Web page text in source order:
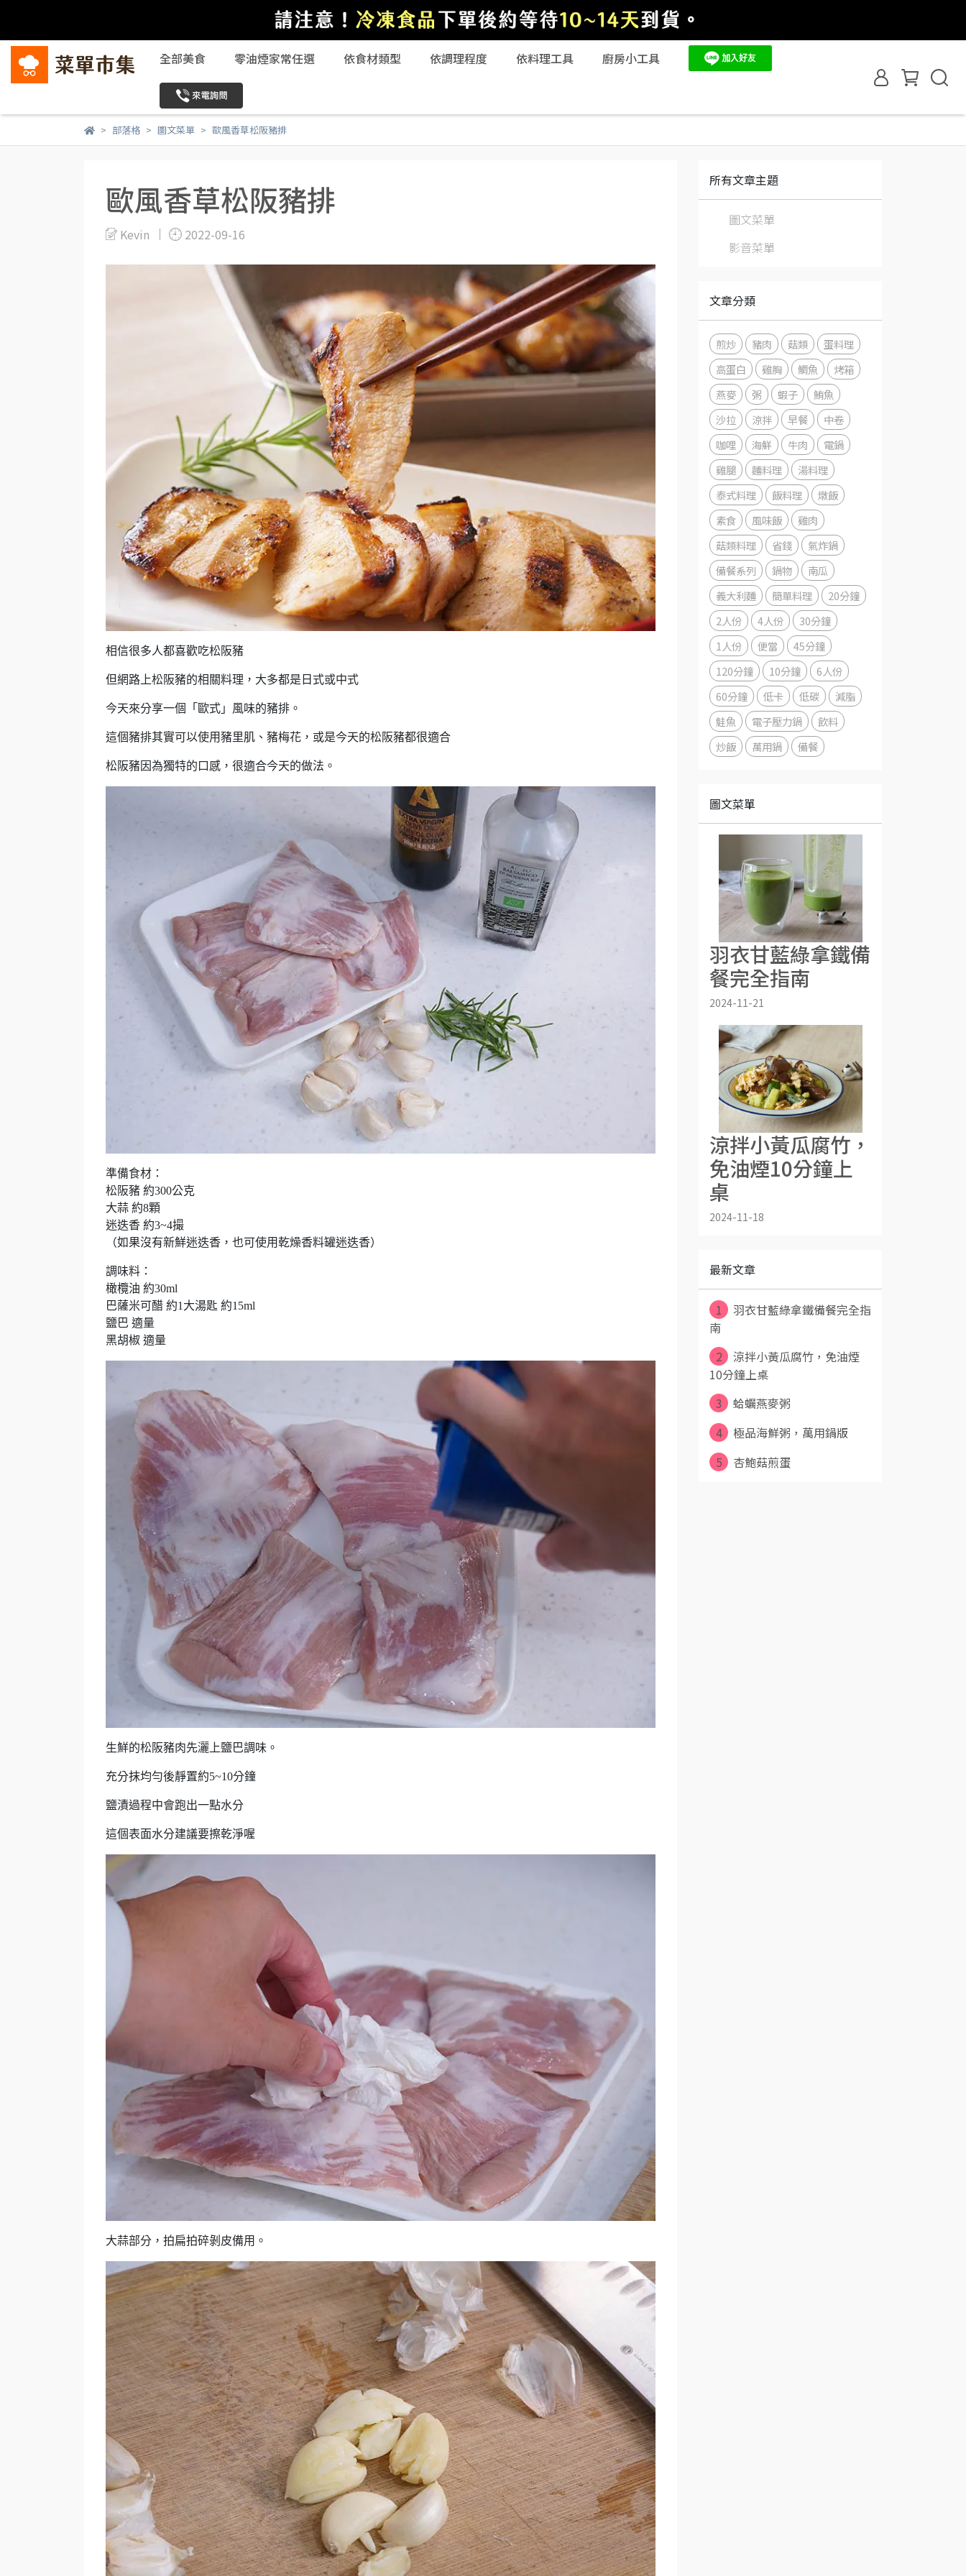
全部美食 零油煙家常任選 依食材類型 依調理程度 依料理工具 廚房小工具
部落格 圖文菜單 歐風香草松阪豬排
歐風香草松阪豬排
Kevin 2022-09-16
相信很多人都喜歡吃松阪豬
但網路上松阪豬的相關料理，大多都是日式或中式
今天來分享一個「歐式」風味的豬排。
這個豬排其實可以使用豬里肌、豬梅花，或是今天的松阪豬都很適合
松阪豬因為獨特的口感，很適合今天的做法。
準備食材：
松阪豬 約300公克
大蒜 約8顆
迷迭香 約3~4撮
（如果沒有新鮮迷迭香，也可使用乾燥香料罐迷迭香）
調味料：
橄欖油 約30ml
巴薩米可醋 約1大湯匙 約15ml
鹽巴 適量
黑胡椒 適量
生鮮的松阪豬肉先灑上鹽巴調味。
充分抹均勻後靜置約5~10分鐘
鹽漬過程中會跑出一點水分
這個表面水分建議要擦乾淨喔
大蒜部分，拍扁拍碎剝皮備用。
所有文章主題
圖文菜單
影音菜單
文章分類
煎炒 豬肉 菇類
蛋料理
高蛋白
雞胸 鯛魚
烤箱
燕麥
粥 蝦子
鮪魚
沙拉
涼拌 早餐
中卷
咖哩
海鮮 牛肉
電鍋
雞腿
麵料理
湯料理
泰式料理
飯料理
燉飯
素食
風味飯
雞肉
菇類料理
省錢
氣炸鍋
備餐系列
鍋物
南瓜
義大利麵
簡單料理
20分鐘
2人份
4人份
30分鐘
1人份
便當
45分鐘
120分鐘
10分鐘
6人份
60分鐘
低卡 低碳
減脂
鮭魚
電子壓力鍋
飲料
炒飯
萬用鍋 備餐
圖文菜單
羽衣甘藍綠拿鐵備
餐完全指南
2024-11-21
涼拌小黃瓜腐竹，
免油煙10分鐘上
桌
2024-11-18
最新文章
1
羽衣甘藍綠拿鐵備餐完全指
南
2
涼拌小黃瓜腐竹，免油煙
10分鐘上桌
3
蛤蠣燕麥粥
4
極品海鮮粥，萬用鍋版
5
杏鮑菇煎蛋